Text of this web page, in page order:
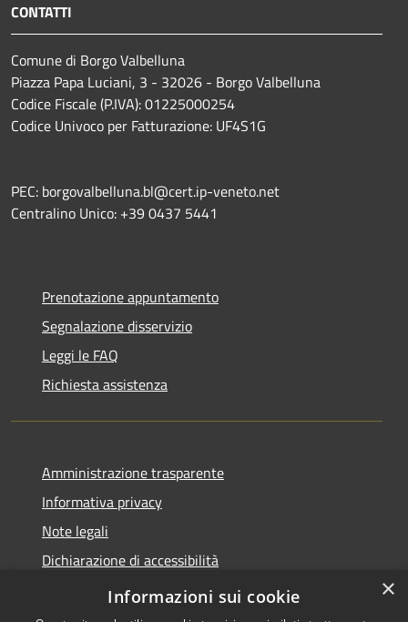
CONTATTI
Comune di Borgo Valbelluna
Piazza Papa Luciani, 3 - 32026 - Borgo Valbelluna
Codice Fiscale (P.IVA): 01225000254
Codice Univoco per Fatturazione: UF4S1G
PEC: borgovalbelluna.bl@cert.ip-veneto.net
Centralino Unico: +39 0437 5441
Prenotazione appuntamento
Segnalazione disservizio
Leggi le FAQ
Richiesta assistenza
Amministrazione trasparente
Informativa privacy
Note legali
Dichiarazione di accessibilità
Piano di miglioramento dei servizi
×
Informazioni sui cookie